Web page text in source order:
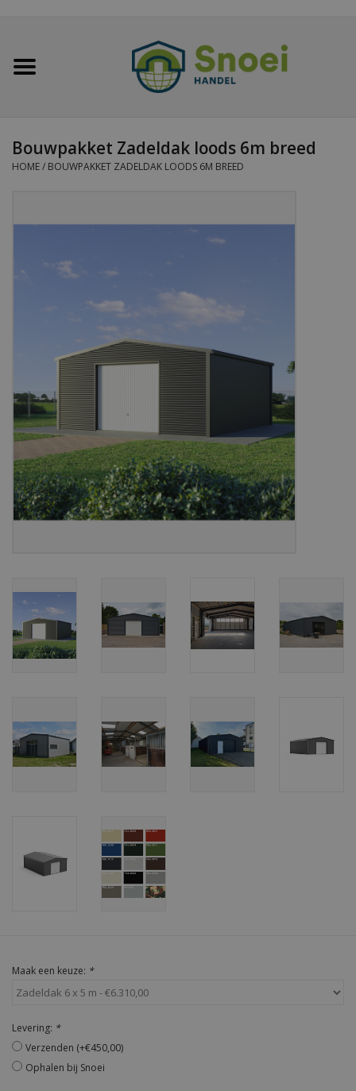
Home
Damwandplaten
Sandwichpanelen
Bouwpakketten
Toebehoren
Bouwpakket Zadeldak loods 6m breed
HOME/ BOUWPAKKET ZADELDAK LOODS 6M BREED
Maak een keuze: *
Levering: *
Verzenden (+€450,00)
Ophalen bij Snoei